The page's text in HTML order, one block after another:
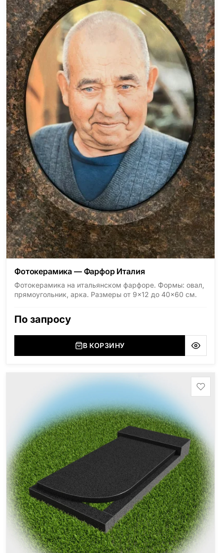
Фотокерамика — Фарфор Италия
Фотокерамика на итальянском фарфоре. Формы: овал,
прямоугольник, арка. Размеры от 9×12 до 40×60 см.
По запросу
В КОРЗИНУ